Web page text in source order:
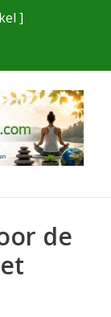
]
de